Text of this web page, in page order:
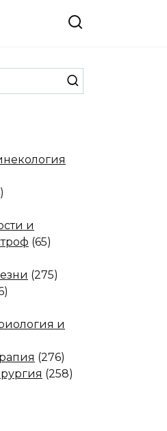
и
(65)
(275)
и
(276)
(258)